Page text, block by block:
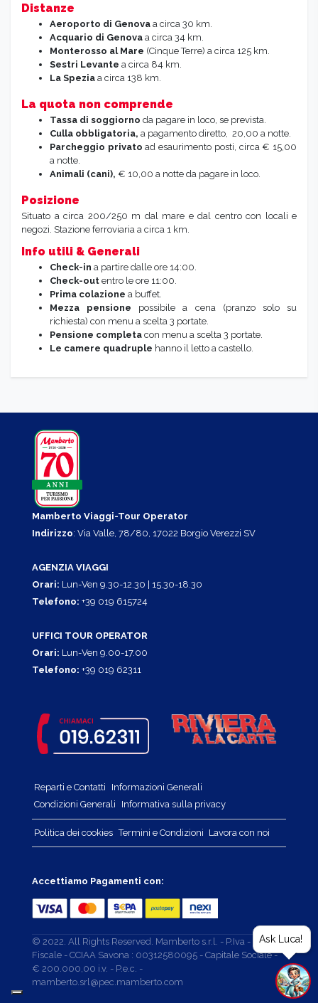
Distanze
Aeroporto di Genova a circa 30 km.
Acquario di Genova a circa 34 km.
Monterosso al Mare (Cinque Terre) a circa 125 km.
Sestri Levante a circa 84 km.
La Spezia a circa 138 km.
La quota non comprende
Tassa di soggiorno da pagare in loco, se prevista.
Culla obbligatoria, a pagamento diretto, 20,00 a notte.
Parcheggio privato ad esaurimento posti, circa € 15,00
a notte.
Animali (cani), € 10,00 a notte da pagare in loco.
Posizione
Situato a circa 200/250 m dal mare e dal centro con locali e
negozi. Stazione ferroviaria a circa 1 km.
Info utili & Generali
Check-in a partire dalle ore 14:00.
Check-out entro le ore 11:00.
Prima colazione a buffet.
Mezza pensione possibile a cena (pranzo solo su
richiesta) con menu a scelta 3 portate.
Pensione completa con menu a scelta 3 portate.
Le camere quadruple hanno il letto a castello.
Mamberto Viaggi-Tour Operator
Indirizzo: Via Valle, 78/80, 17022 Borgio Verezzi SV
AGENZIA VIAGGI
Orari: Lun-Ven 9.30-12.30 | 15.30-18.30
Telefono: +39 019 615724
UFFICI TOUR OPERATOR
Orari: Lun-Ven 9.00-17.00
Telefono: +39 019 62311
Reparti e Contatti
Informazioni Generali
Condizioni Generali
Informativa sulla privacy
Politica dei cookies Termini e Condizioni Lavora con noi
Accettiamo Pagamenti con:
© 2022. All Rights Reserved. Mamberto s.r.l. - P.Iva - Cod.
Fiscale - CCIAA Savona : 00312580095 - Capitale Sociale -
€ 200.000,00 i.v. - P.e.c. -
mamberto.srl@pec.mamberto.com
Ask Luca!